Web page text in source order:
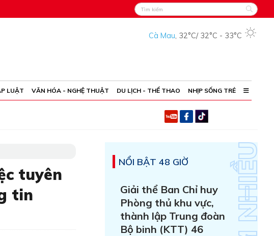
Cà Mau, 32°C/ 32°C - 33°C
LUẬT VĂN HÓA - NGHỆ THUẬT DU LỊCH - THỂ THAO NHỊP SỐNG TRẺ
tuyên
tin
NỔI BẬT 48 GIỜ
Giải thể Ban Chỉ huy
Phòng thủ khu vực,
thành lập Trung đoàn
Bộ binh (KTT) 46